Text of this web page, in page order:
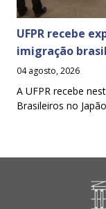
UFPR recebe
imigração
04 agosto, 2026
A UFPR recebe
Brasileiros no